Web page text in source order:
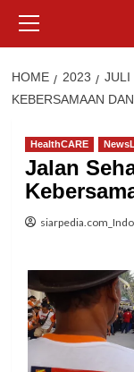
Menu
HOME 2023 JULI
KEBERSAMAAN
HealthCARE
Jalan